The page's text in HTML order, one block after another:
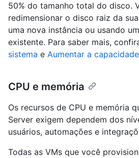
50% do tamanho total do disco.
redimensionar o disco raiz da
uma nova instância ou usando
existente. Para saber mais,
sistema e Aumentar a
CPU e memória
Os recursos de CPU e memória
Server exigem dependem dos
usuários, automações e
Todas as VMs que você